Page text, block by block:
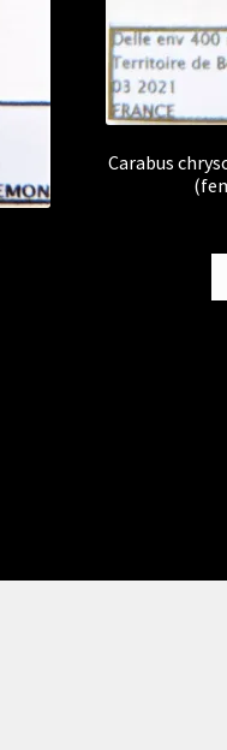
Carabus